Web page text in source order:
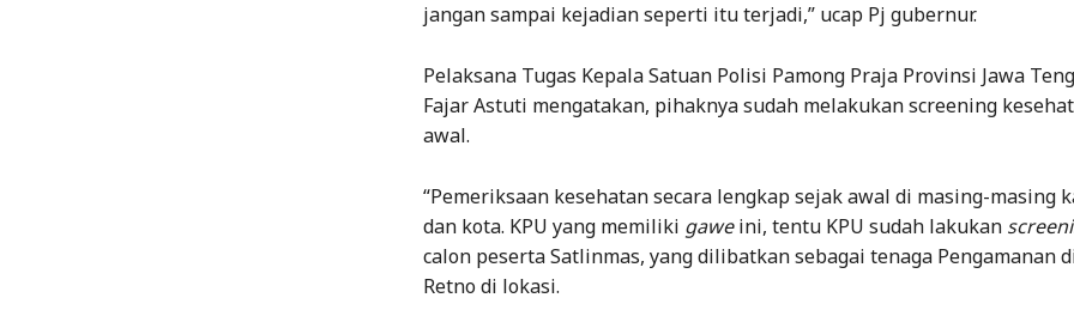
jangan sampai kejadian seperti itu terjadi,” ucap Pj gubernur.
Pelaksana Tugas Kepala Satuan Polisi Pamong Praja Provinsi Jawa
Fajar Astuti mengatakan, pihaknya sudah melakukan screening
awal.
“Pemeriksaan kesehatan secara lengkap sejak awal di masing-masing
dan kota. KPU yang memiliki gaweini, tentu KPU sudah lakukan
calon peserta Satlinmas, yang dilibatkan sebagai tenaga Pengamanan
Retno di lokasi.